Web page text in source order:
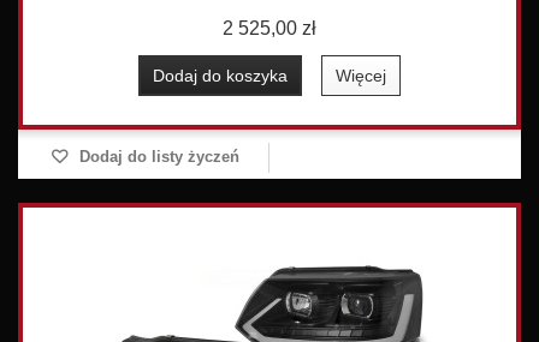
2 525,00 zł
Dodaj do koszyka Więcej
Dodaj do listy życzeń